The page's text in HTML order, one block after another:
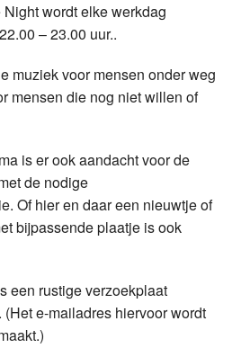
wordt elke werkdag
– 23.00 uur..
muziek voor mensen onder weg
mensen die nog niet willen of
is er ook aandacht voor de
de nodige
Of hier en daar een nieuwtje of
bijpassende plaatje is ook
een rustige verzoekplaat
e-mailadres hiervoor wordt